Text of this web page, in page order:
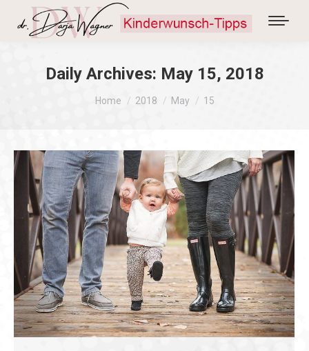
Daily Archives: May 15, 2018
You are here:
Home 2018 May 15